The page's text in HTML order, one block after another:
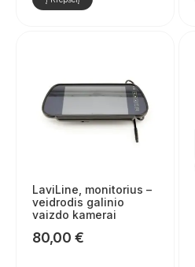
LaviLine, monitorius –
veidrodis galinio
vaizdo kamerai
80,00 €